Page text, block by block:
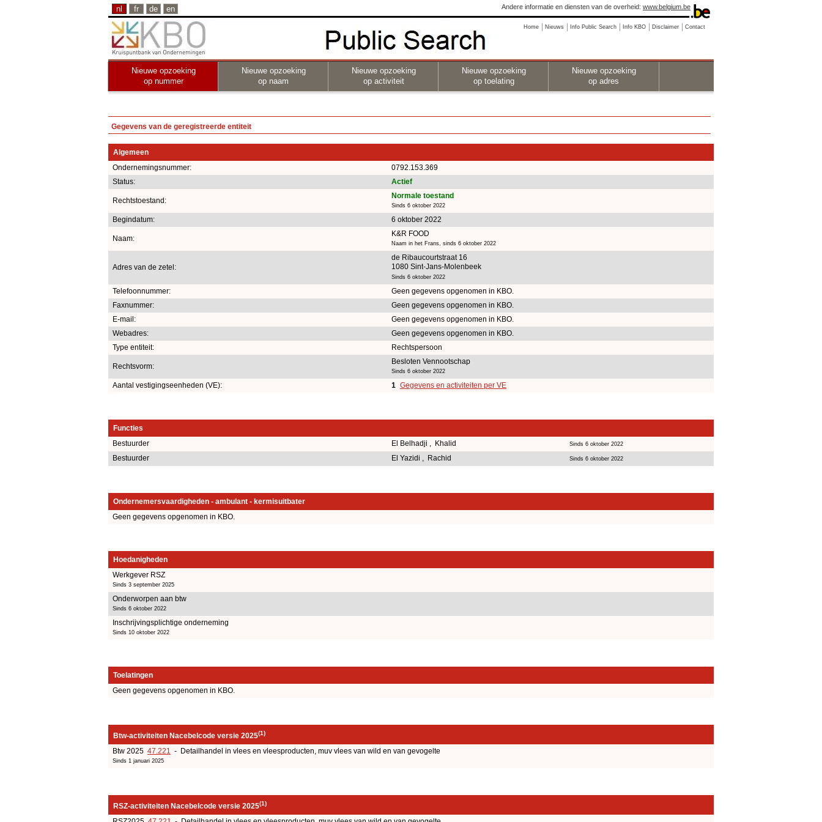
nl fr de en Andere informatie en diensten van de overheid: www.belgium.be
Home Nieuws Info Public Search Info KBO Disclaimer Contact
Nieuwe opzoeking
op nummer
Nieuwe opzoeking
op naam
Nieuwe opzoeking
op activiteit
Nieuwe opzoeking
op toelating
Nieuwe opzoeking
op adres
Gegevens van de geregistreerde entiteit
Algemeen
Ondernemingsnummer:
0792.153.369
Status:
Actief
Rechtstoestand:
Normale toestand
Sinds 6 oktober 2022
Begindatum: 6 oktober 2022
Naam:
K&R FOOD
Naam in het Frans, sinds 6 oktober 2022
Adres van de zetel:
de Ribaucourtstraat 16
1080 Sint-Jans-Molenbeek
Sinds 6 oktober 2022
Telefoonnummer:
Geen gegevens opgenomen in KBO.
Faxnummer:
Geen gegevens opgenomen in KBO.
E-mail:
Geen gegevens opgenomen in KBO.
Webadres:
Geen gegevens opgenomen in KBO.
Type entiteit:
Rechtspersoon
Rechtsvorm:
Besloten Vennootschap
Sinds 6 oktober 2022
Aantal vestigingseenheden (VE): 1 Gegevens en activiteiten per VE
Functies
Bestuurder
El Belhadji , Khalid Sinds 6 oktober 2022
Bestuurder El Yazidi , Rachid Sinds 6 oktober 2022
Ondernemersvaardigheden - ambulant - kermisuitbater
Geen gegevens opgenomen in KBO.
Hoedanigheden
Werkgever RSZ
Sinds 3 september 2025
Onderworpen aan btw
Sinds 6 oktober 2022
Inschrijvingsplichtige onderneming
Sinds 10 oktober 2022
Toelatingen
Geen gegevens opgenomen in KBO.
Btw-activiteiten Nacebelcode versie 2025(1)
Btw 2025 47.221 - Detailhandel in vlees en vleesproducten, muv vlees van wild en van gevogelte
Sinds 1 januari 2025
RSZ-activiteiten Nacebelcode versie 2025(1)